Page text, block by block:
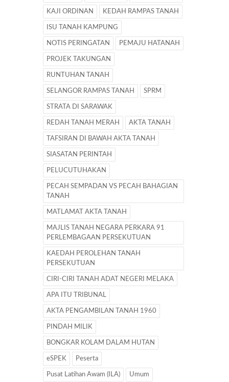
KAJI ORDINAN KEDAH RAMPAS TANAH
ISU TANAH KAMPUNG
NOTIS PERINGATAN PEMAJU HATANAH
PROJEK TAKUNGAN
RUNTUHAN TANAH
SELANGOR RAMPAS TANAH SPRM
STRATA DI SARAWAK
REDAH TANAH MERAH AKTA TANAH
TAFSIRAN DI BAWAH AKTA TANAH
SIASATAN PERINTAH
PELUCUTUHAKAN
PECAH SEMPADAN VS PECAH BAHAGIAN
TANAH
MATLAMAT AKTA TANAH
MAJLIS TANAH NEGARA PERKARA 91
PERLEMBAGAAN PERSEKUTUAN
KAEDAH PEROLEHAN TANAH
PERSEKUTUAN
CIRI-CIRI TANAH ADAT NEGERI MELAKA
APA ITU TRIBUNAL
AKTA PENGAMBILAN TANAH 1960
PINDAH MILIK
BONGKAR KOLAM DALAM HUTAN
eSPEK Peserta
Pusat Latihan Awam (ILA) Umum